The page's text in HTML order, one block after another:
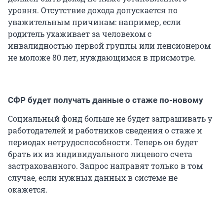
уровня. Отсутствие дохода допускается по
уважительным причинам: например, если
родитель ухаживает за человеком с
инвалидностью первой группы или пенсионером
не моложе 80 лет, нуждающимся в присмотре.
СФР будет получать данные о стаже по-новому
Социальный фонд больше не будет запрашивать у
работодателей и работников сведения о стаже и
периодах нетрудоспособности. Теперь он будет
брать их из индивидуального лицевого счета
застрахованного. Запрос направят только в том
случае, если нужных данных в системе не
окажется.